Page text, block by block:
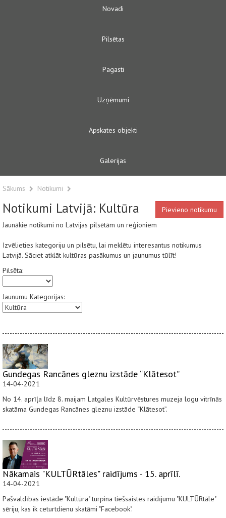
Novadi
Pilsētas
Pagasti
Uzņēmumi
Apskates objekti
Galerijas
Sākums Notikumi
Notikumi Latvijā: Kultūra
Pievieno notikumu
Jaunākie notikumi no Latvijas pilsētām un reģioniem
Izvēlieties kategoriju un pilsētu, lai meklētu interesantus notikumus
Latvijā. Sāciet atklāt kultūras pasākumus un jaunumus tūlīt!
Pilsēta:
Jaunumu Kategorijas:
Gundegas Rancānes gleznu izstāde “Klātesot”
14-04-2021
No 14. aprīļa līdz 8. maijam Latgales Kultūrvēstures muzeja logu vitrīnās
skatāma Gundegas Rancānes gleznu izstāde “Klātesot”.
Nākamais "KULTŪRtāles" raidījums - 15. aprīlī.
14-04-2021
Pašvaldības iestāde "Kultūra" turpina tiešsaistes raidījumu "KULTŪRtāle"
sēriju, kas ik ceturtdienu skatāmi "Facebook".